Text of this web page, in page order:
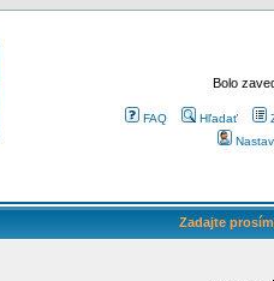
Bolo
FAQ Hľadať
Zadajte